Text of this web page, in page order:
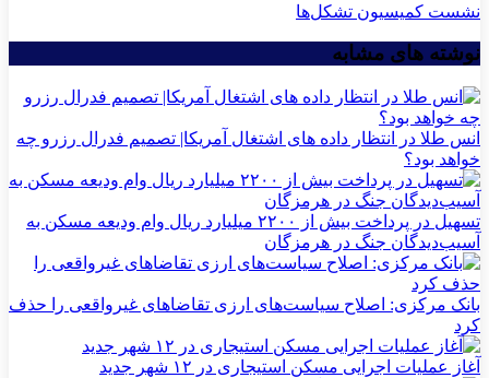
نشست کمیسیون تشکل‌ها
نوشته های مشابه
انس طلا در انتظار داده های اشتغال آمریکا| تصمیم فدرال رزرو چه
خواهد بود؟
تسهیل در پرداخت بیش از ۲۲۰۰ میلیارد ریال وام ودیعه مسکن به
آسیب‌دیدگان جنگ در هرمزگان
بانک مرکزی: اصلاح سیاست‌های ارزی تقاضاهای غیرواقعی را حذف
کرد
آغاز عملیات اجرایی مسکن استیجاری در ۱۲ شهر جدید